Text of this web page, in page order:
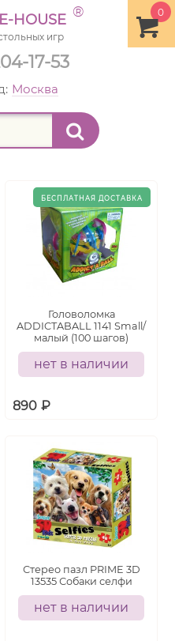
17-53
0
HOUSE ®
игр
Москва
Головоломка
ADDICTABALL 1141 Small/
малый (100 шагов)
нет в наличии
890 ₽
Стерео пазл PRIME 3D
13535 Собаки селфи
нет в наличии